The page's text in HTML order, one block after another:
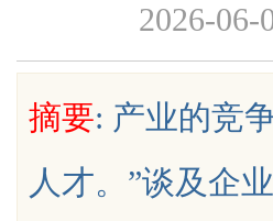
2026-06-
摘要: 产业的竞
人才。”谈及企
：一张辨证方对